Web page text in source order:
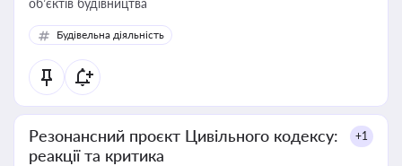
об’єктів будівництва
Будівельна діяльність
Резонансний проєкт Цивільного кодексу:
реакції та критика
+1